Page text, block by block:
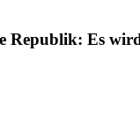
Republik: Es